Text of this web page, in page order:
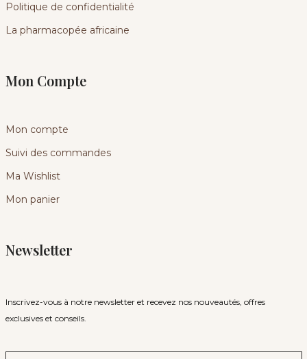
Politique de confidentialité
La pharmacopée africaine
Mon Compte
Mon compte
Suivi des commandes
Ma Wishlist
Mon panier
Newsletter
Inscrivez-vous à notre newsletter et recevez nos nouveautés, offres
exclusives et conseils.